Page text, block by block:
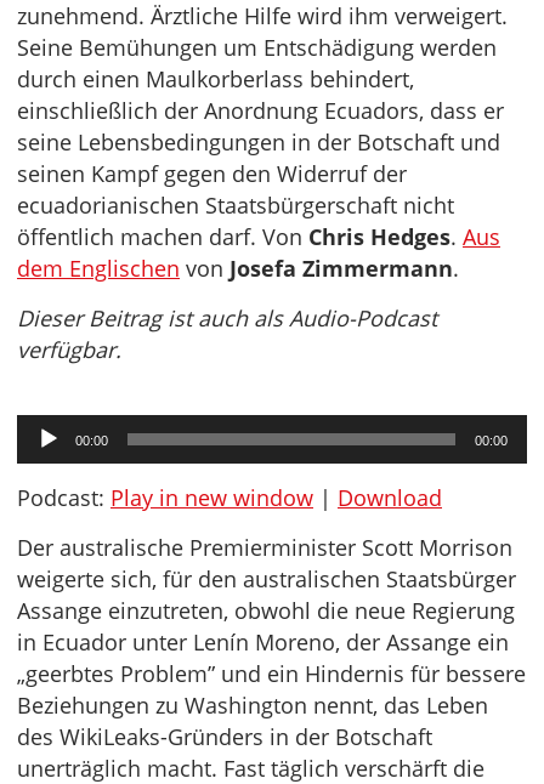
zunehmend. Ärztliche Hilfe wird ihm verweigert.
Seine Bemühungen um Entschädigung werden
durch einen Maulkorberlass behindert,
einschließlich der Anordnung Ecuadors, dass er
seine Lebensbedingungen in der Botschaft und
seinen Kampf gegen den Widerruf der
ecuadorianischen Staatsbürgerschaft nicht
öffentlich machen darf. Von Chris Hedges. Aus
dem Englischen von Josefa Zimmermann.
Dieser Beitrag ist auch als Audio-Podcast
verfügbar.
Audio-
Player
00:00 00:00
Podcast: Play in new window | Download
Der australische Premierminister Scott Morrison
weigerte sich, für den australischen Staatsbürger
Assange einzutreten, obwohl die neue Regierung
in Ecuador unter Lenín Moreno, der Assange ein
„geerbtes Problem” und ein Hindernis für bessere
Beziehungen zu Washington nennt, das Leben
des WikiLeaks-Gründers in der Botschaft
unerträglich macht. Fast täglich verschärft die